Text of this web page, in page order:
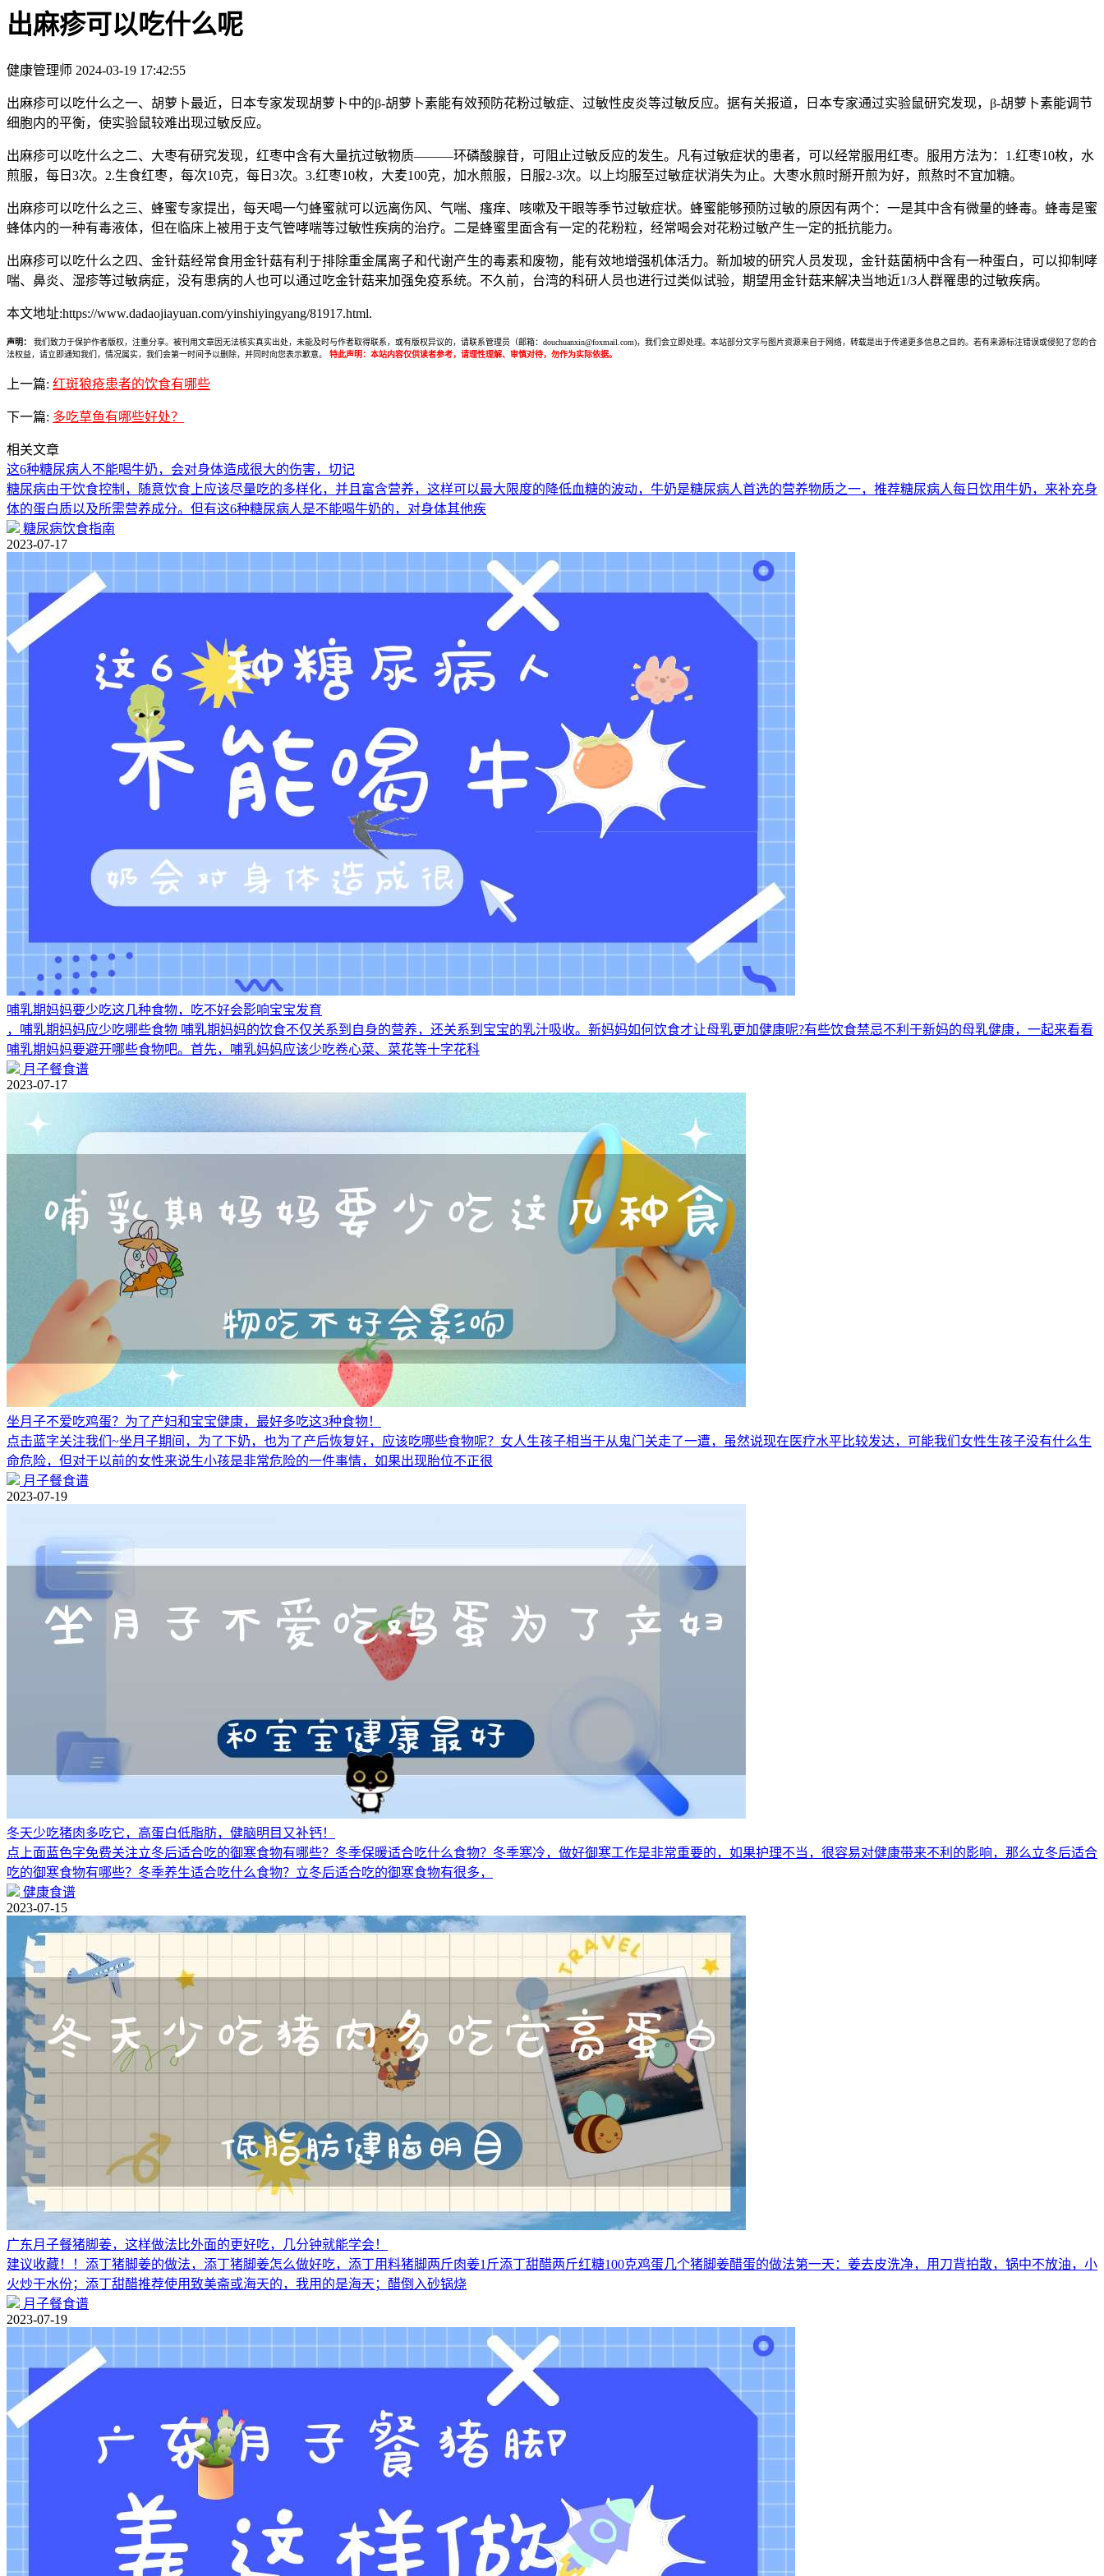
出麻疹可以吃什么呢
健康管理师 2024-03-19 17:42:55
出麻疹可以吃什么之一、胡萝卜最近，日本专家发现胡萝卜中的β-胡萝卜素能有效预防花粉过敏症、过敏性皮炎等过敏反应。据有关报道，日本专家通过实验鼠研究发现，β-胡萝卜素能调节
细胞内的平衡，使实验鼠较难出现过敏反应。
出麻疹可以吃什么之二、大枣有研究发现，红枣中含有大量抗过敏物质———环磷酸腺苷，可阻止过敏反应的发生。凡有过敏症状的患者，可以经常服用红枣。服用方法为：1.红枣10枚，水
煎服，每日3次。2.生食红枣，每次10克，每日3次。3.红枣10枚，大麦100克，加水煎服，日服2-3次。以上均服至过敏症状消失为止。大枣水煎时掰开煎为好，煎熬时不宜加糖。
出麻疹可以吃什么之三、蜂蜜专家提出，每天喝一勺蜂蜜就可以远离伤风、气喘、瘙痒、咳嗽及干眼等季节过敏症状。蜂蜜能够预防过敏的原因有两个：一是其中含有微量的蜂毒。蜂毒是蜜
蜂体内的一种有毒液体，但在临床上被用于支气管哮喘等过敏性疾病的治疗。二是蜂蜜里面含有一定的花粉粒，经常喝会对花粉过敏产生一定的抵抗能力。
出麻疹可以吃什么之四、金针菇经常食用金针菇有利于排除重金属离子和代谢产生的毒素和废物，能有效地增强机体活力。新加坡的研究人员发现，金针菇菌柄中含有一种蛋白，可以抑制哮
喘、鼻炎、湿疹等过敏病症，没有患病的人也可以通过吃金针菇来加强免疫系统。不久前，台湾的科研人员也进行过类似试验，期望用金针菇来解决当地近1/3人群罹患的过敏疾病。
本文地址:https://www.dadaojiayuan.com/yinshiyingyang/81917.html.
声明：
我们致力于保护作者版权，注重分享。被刊用文章因无法核实真实出处，未能及时与作者取得联系，或有版权异议的，请联系管理员（邮箱：douchuanxin@foxmail.com)，我们会立即处理。本站部分文字与图片资源来自于网络，转载是出于传递更多信息之目的。若有来源标注错误或侵犯了您的合
法权益，请立即通知我们，情况属实，我们会第一时间予以删除，并同时向您表示歉意。
特此声明：本站内容仅供读者参考，请理性理解、审慎对待，勿作为实际依据。
上一篇: 红斑狼疮患者的饮食有哪些
下一篇: 多吃草鱼有哪些好处？
相关文章
这6种糖尿病人不能喝牛奶，会对身体造成很大的伤害，切记
糖尿病由于饮食控制，随意饮食上应该尽量吃的多样化，并且富含营养，这样可以最大限度的降低血糖的波动，牛奶是糖尿病人首选的营养物质之一，推荐糖尿病人每日饮用牛奶，来补充身
体的蛋白质以及所需营养成分。但有这6种糖尿病人是不能喝牛奶的，对身体其他疾
糖尿病饮食指南
2023-07-17
哺乳期妈妈要少吃这几种食物，吃不好会影响宝宝发育
，哺乳期妈妈应少吃哪些食物 哺乳期妈妈的饮食不仅关系到自身的营养，还关系到宝宝的乳汁吸收。新妈妈如何饮食才让母乳更加健康呢?有些饮食禁忌不利于新妈的母乳健康，一起来看看
哺乳期妈妈要避开哪些食物吧。首先，哺乳妈妈应该少吃卷心菜、菜花等十字花科
月子餐食谱
2023-07-17
坐月子不爱吃鸡蛋？为了产妇和宝宝健康，最好多吃这3种食物！
点击蓝字关注我们~坐月子期间，为了下奶，也为了产后恢复好，应该吃哪些食物呢？女人生孩子相当于从鬼门关走了一遭，虽然说现在医疗水平比较发达，可能我们女性生孩子没有什么生
命危险，但对于以前的女性来说生小孩是非常危险的一件事情，如果出现胎位不正很
月子餐食谱
2023-07-19
冬天少吃猪肉多吃它，高蛋白低脂肪，健脑明目又补钙！
点上面蓝色字免费关注立冬后适合吃的御寒食物有哪些？冬季保暖适合吃什么食物？冬季寒冷，做好御寒工作是非常重要的，如果护理不当，很容易对健康带来不利的影响，那么立冬后适合
吃的御寒食物有哪些？冬季养生适合吃什么食物？立冬后适合吃的御寒食物有很多，
健康食谱
2023-07-15
广东月子餐猪脚姜，这样做法比外面的更好吃，几分钟就能学会！
建议收藏！！添丁猪脚姜的做法，添丁猪脚姜怎么做好吃，添丁用料猪脚两斤肉姜1斤添丁甜醋两斤红糖100克鸡蛋几个猪脚姜醋蛋的做法第一天：姜去皮洗净，用刀背拍散，锅中不放油，小
火炒干水份；添丁甜醋推荐使用致美斋或海天的，我用的是海天；醋倒入砂锅烧
月子餐食谱
2023-07-19